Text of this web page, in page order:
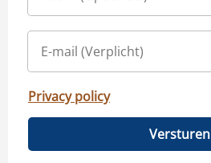
Privacy policy
Versturen